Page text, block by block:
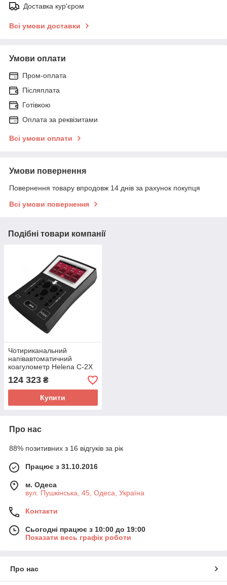
Доставка кур'єром
Всі умови доставки
Умови оплати
Пром-оплата
Післяплата
Готівкою
Оплата за реквізитами
Всі умови оплати
Умови повернення
Повернення товару впродовж 14 днів за рахунок покупця
Всі умови повернення
Подібні товари компанії
Чотириканальний
напівавтоматичний
коагулометр Helena C-2Х
124 323 ₴
Купити
Про нас
88% позитивних з 16 відгуків за рік
Працює з 31.10.2016
м. Одеса
вул. Пушкінська, 45, Одеса, Україна
Контакти
Сьогодні працює з 10:00 до 19:00
Показати весь графік роботи
Про нас